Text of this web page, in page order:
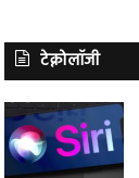
टेक्नोलॉजी